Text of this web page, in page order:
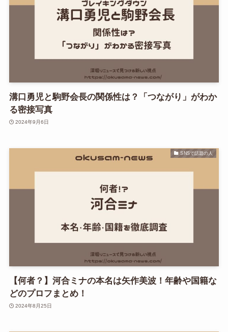
溝口勇児と駒野会長の関係性は？「つながり」がわか
る密接写真
2024年9月6日
SNSで話題の人
【何者？】河合ミナの本名は矢作美波！年齢や国籍な
どのプロフまとめ！
2024年8月25日